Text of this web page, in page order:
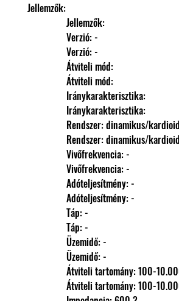
Jellemzők:
                Jellemzők:
                Verzió: -
                Verzió: -
                Átviteli mód:
                Átviteli mód:
                Iránykarakterisztika:
                Iránykarakterisztika:
                Rendszer: dinamikus/kardioid
                Rendszer: dinamikus/kardioid
                Vivőfrekvencia: -
                Vivőfrekvencia: -
                Adóteljesítmény: -
                Adóteljesítmény: -
                Táp: -
                Táp: -
                Üzemidő: -
                Üzemidő: -
Átviteli tartomány: 100-
Átviteli tartomány: 100-